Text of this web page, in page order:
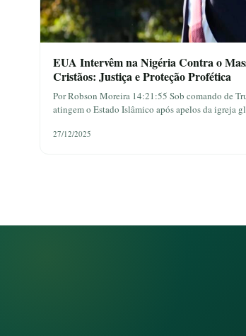
EUA Intervêm na Nigéria Contra o
Cristãos: Justiça e Proteção Profética
Por Robson Moreira 14:21:55 Sob comando de
atingem o Estado Islâmico após apelos da igreja
27/12/2025